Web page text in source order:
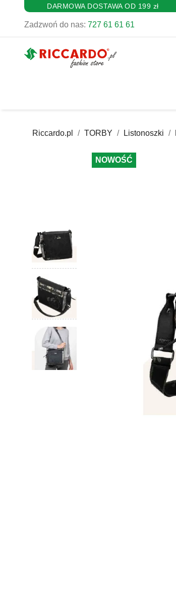
DARMOWA DOSTAWA OD 199 zł
Zadzwoń do nas: 727 61 61 61
Riccardo.pl TORBY Listonoszki
NOWOŚĆ